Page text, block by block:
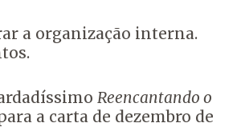
a organização interna.
Reencantando o
a carta de dezembro de